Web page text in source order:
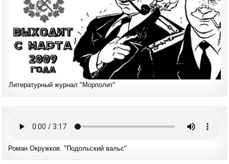
Литературный журнал "Морполит"
Роман Окружков. "Подольский вальс"